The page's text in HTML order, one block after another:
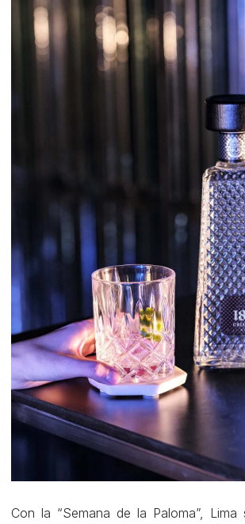
Con la “Semana de la Paloma”, Lima